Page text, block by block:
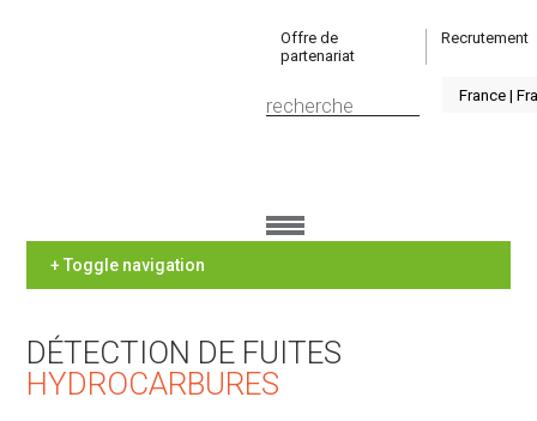
Offre de
partenariat
Recrutement
+ Toggle navigation
DÉTECTION DE FUITES
HYDROCARBURES